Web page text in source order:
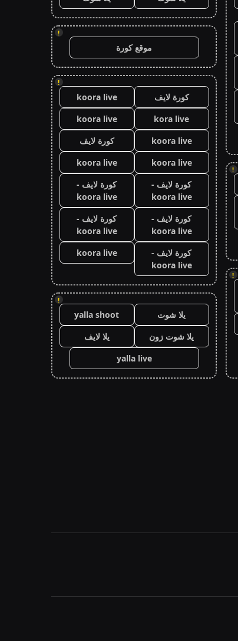
!
!
!
موقع كورة
!
كورة لايف
koora live
kora live
koora live
koora live
كورة لايف
koora live
koora live
كورة لايف -
koora live
كورة لايف -
koora live
كورة لايف -
koora live
كورة لايف -
koora live
كورة لايف -
koora live
koora live
!
يلا شوت
yalla shoot
يلا شوت زون
يلا لايف
yalla live